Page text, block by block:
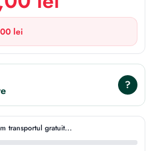
lei
?
transportul gratuit...